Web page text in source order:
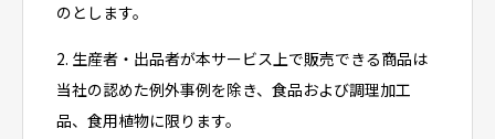
のとします。
2. 生産者・出品者が本サービス上で販売できる商品は
当社の認めた例外事例を除き、食品および調理加工
品、食用植物に限ります。